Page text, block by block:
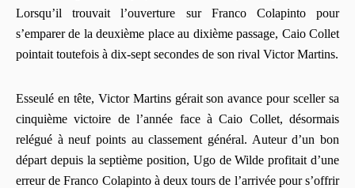
Lorsqu’il trouvait l’ouverture sur Franco Colapinto pour
s’emparer de la deuxième place au dixième passage, Caio Collet
pointait toutefois à dix-sept secondes de son rival Victor Martins.
Esseulé en tête, Victor Martins gérait son avance pour sceller sa
cinquième victoire de l’année face à Caio Collet, désormais
relégué à neuf points au classement général. Auteur d’un bon
départ depuis la septième position, Ugo de Wilde profitait d’une
erreur de Franco Colapinto à deux tours de l’arrivée pour s’offrir